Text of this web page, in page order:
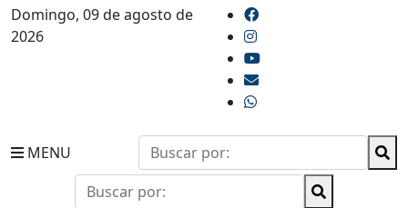
Domingo, 09 de agosto de
2026
MENU